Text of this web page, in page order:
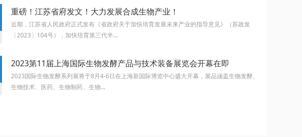
重磅！江苏省府发文！大力发展合成生物产业！
近期，江苏省人民政府正式发布《省政府关于加快培育发展未来产业的指导意见》（苏政发
〔2023〕104号），加快培育第三代半...
2023第11届上海国际生物发酵产品与技术装备展览会开幕在即
2023国际生物发酵系列展将于8月4-6日在上海新国际博览中心盛大开幕，展品涵盖生物发酵、
生物技术、医药、生物制药、生物...